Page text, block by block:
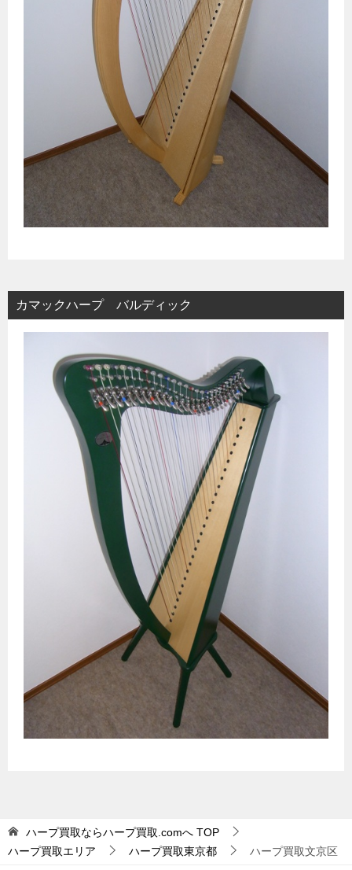
カマックハープ バルディック
ハープ買取ならハープ買取.comへ TOP
ハープ買取エリア
ハープ買取東京都 ハープ買取文京区